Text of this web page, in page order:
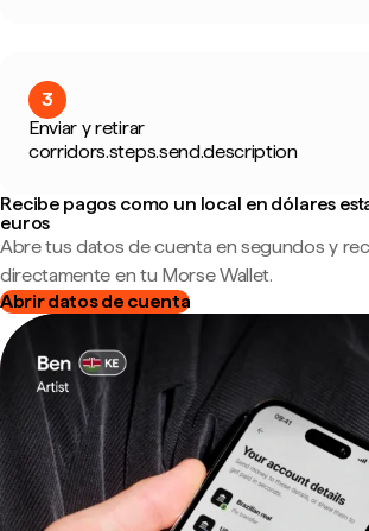
3
Enviar y retirar
corridors.steps.send.description
Recibe pagos como un local en dólares
euros
Abre tus datos de cuenta en segundos y
directamente en tu Morse Wallet.
Abrir datos de cuenta